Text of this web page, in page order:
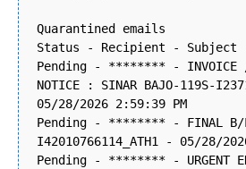
Quarantined emails
Status - Recipient - Subject
Pending - ******** - INVOICE
NOTICE : SINAR BAJO-119S-
05/28/2026 2:59:39 PM
Pending - ******** - FINAL
I42010766114_ATH1 - 05/28/
Pending - ******** - URGENT